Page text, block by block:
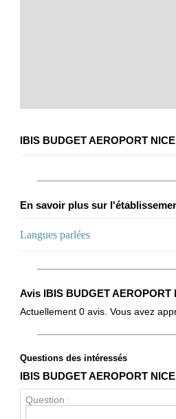
IBIS BUDGET AEROPORT
En savoir plus sur
Langues parlées
Avis IBIS BUDGET
Actuellement 0 avis. Vous avez
Note globale
Questions des intéressés
IBIS BUDGET AEROPORT
Question :